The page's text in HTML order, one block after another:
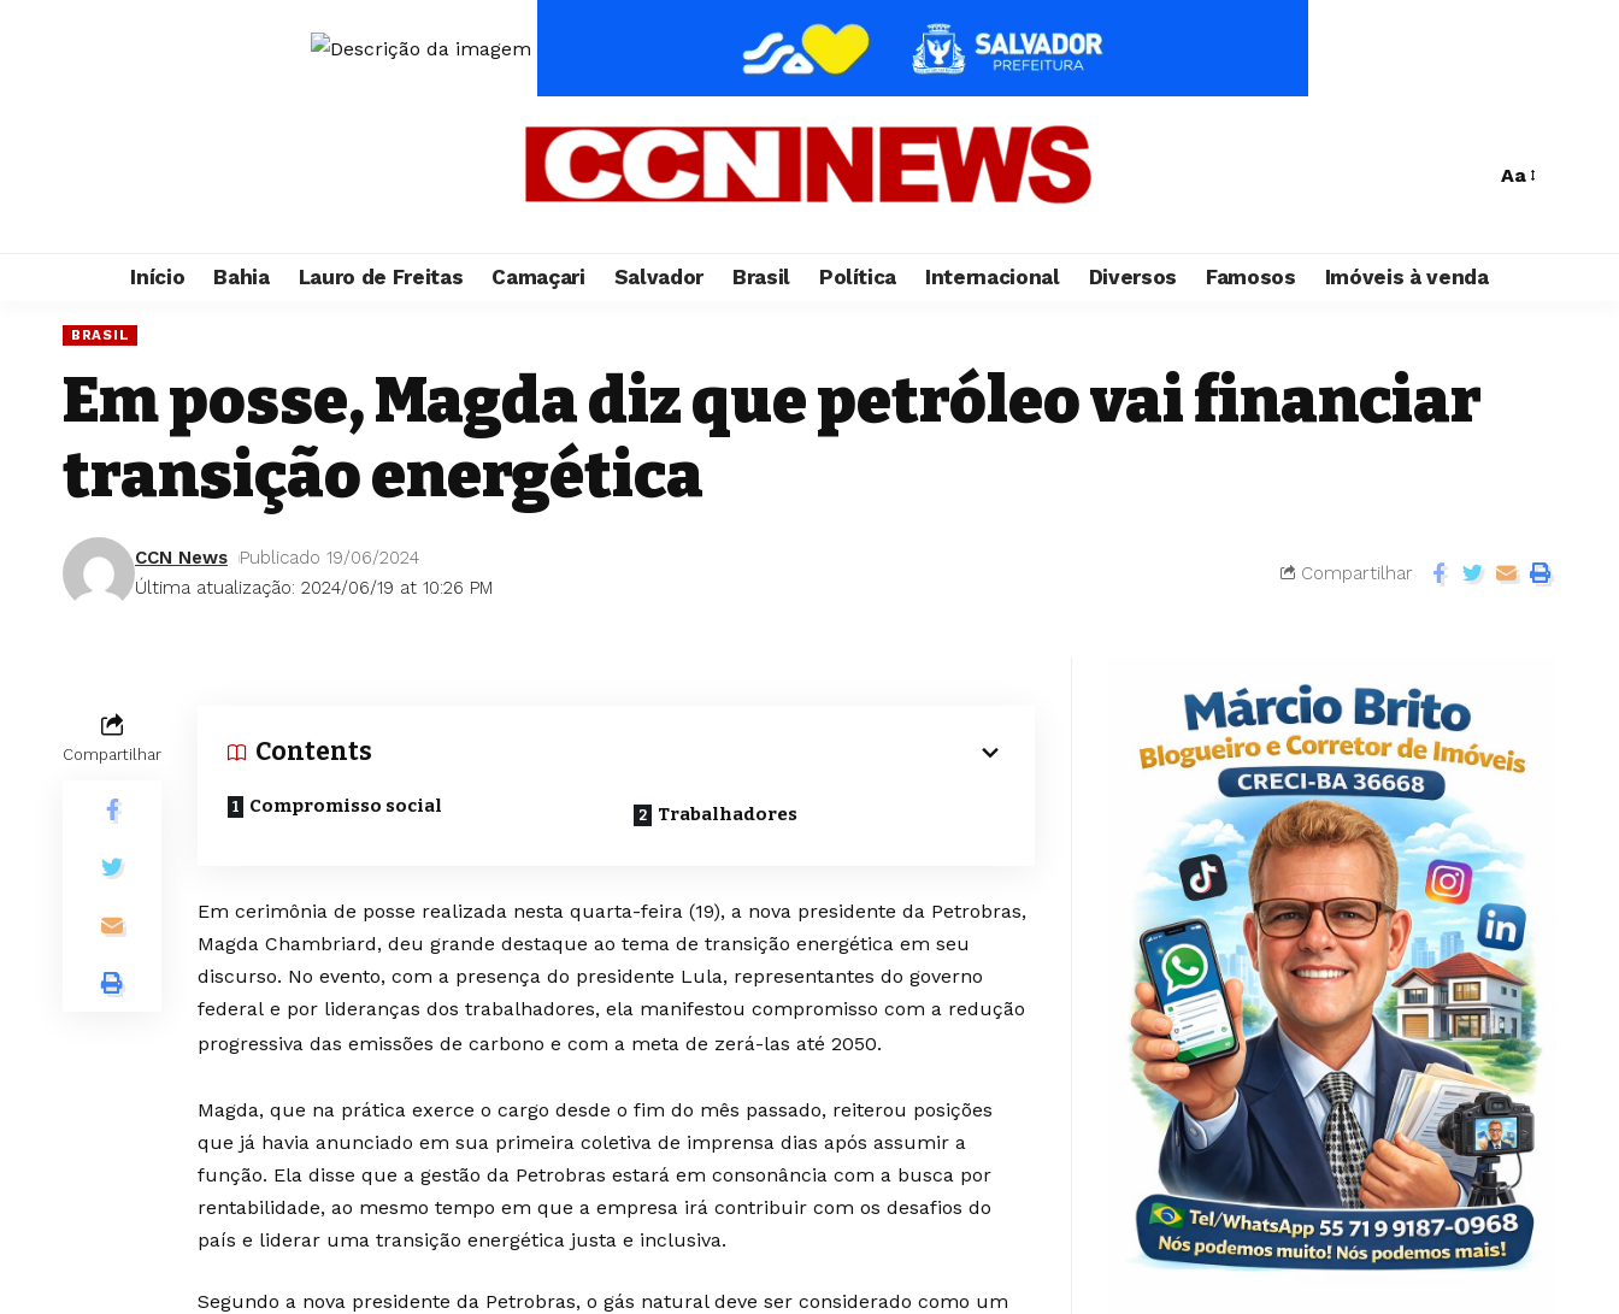
Aa
Início Bahia Lauro de Freitas Camaçari Salvador Brasil Política Internacional Diversos Famosos Imóveis à venda
BRASIL
Em posse, Magda diz que petróleo vai financiar
transição energética
Última atualização: 2024/06/19 at 10:26 PM
CCN News Publicado 19/06/2024
Compartilhar
Compartilhar Contents
Compromisso social Trabalhadores
Em cerimônia de posse realizada nesta quarta-feira (19), a nova presidente da Petrobras,
Magda Chambriard, deu grande destaque ao tema de transição energética em seu
discurso. No evento, com a presença do presidente Lula, representantes do governo
federal e por lideranças dos trabalhadores, ela manifestou compromisso com a redução
progressiva das emissões de carbono e com a meta de zerá-las até 2050.
Magda, que na prática exerce o cargo desde o fim do mês passado, reiterou posições
que já havia anunciado em sua primeira coletiva de imprensa dias após assumir a
função. Ela disse que a gestão da Petrobras estará em consonância com a busca por
rentabilidade, ao mesmo tempo em que a empresa irá contribuir com os desafios do
país e liderar uma transição energética justa e inclusiva.
Segundo a nova presidente da Petrobras, o gás natural deve ser considerado como um